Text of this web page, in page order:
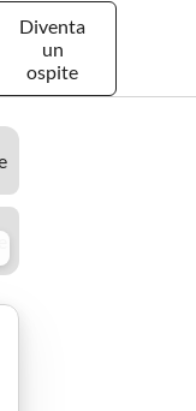
Diventa
un
ospite